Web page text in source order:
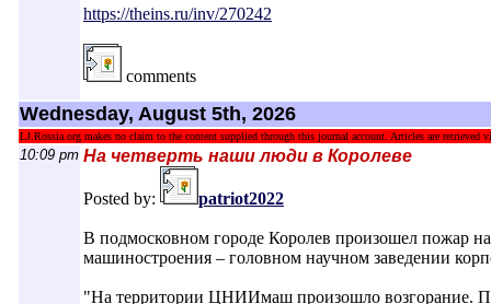
https://theins.ru/inv/270242
comments
Wednesday, August 5th, 2026
LJ.Rossia.org makes no claim to the content supplied through this journal account. Articles are retrieved
10:09 pm На четверть наши люди в Королеве
Posted by: patriot2022
В подмосковном городе Королев произошел пожар
машиностроения – головном научном заведении
"На территории ЦНИИмаш произошло возгорание.